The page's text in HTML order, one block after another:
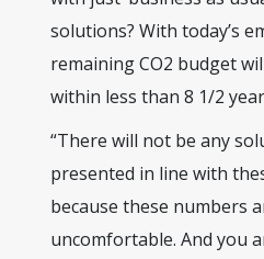
solutions? With today’s
remaining CO2 budget
within less than 8 1/2
“There will not be any
presented in line with
because these numbers
uncomfortable. And you